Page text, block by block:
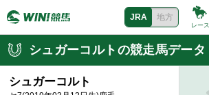
JRA 地方
レース
シュガーコルトの競走馬データ
シュガーコルト